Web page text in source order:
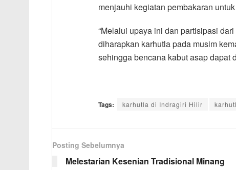
menjauhi kegiatan pembakaran
“Melalui upaya ini dan partisipasi
diharapkan karhutla pada musim
sehingga bencana kabut asap dapat
Tags: karhutla di Indragiri Hilir
Posting Sebelumnya
Melestarian Kesenian Tradisional Minang